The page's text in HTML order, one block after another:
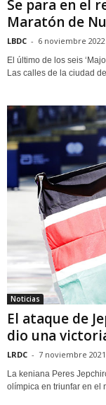
Se para en el
Maratón de
LBDC - 6 noviembre 2022
El último de los seis
Las calles de la ciudad
Noticias
El ataque de
dio una
LRDC - 7 noviembre 2021
La keniana Peres
olímpica en triunfar en el